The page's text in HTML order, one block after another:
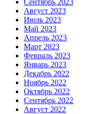
Сентябрь 2023
Август 2023
Июль 2023
Май 2023
Апрель 2023
Март 2023
Февраль 2023
Январь 2023
Декабрь 2022
Ноябрь 2022
Октябрь 2022
Сентябрь 2022
Август 2022